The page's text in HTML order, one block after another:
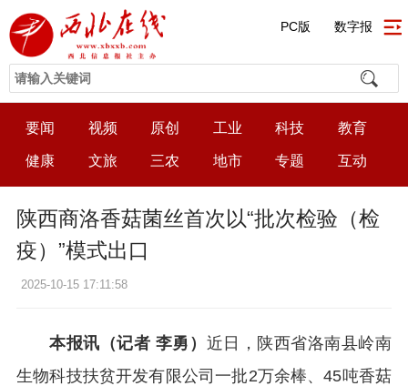
PC版 数字报
要闻 视频 原创 工业 科技 教育
健康 文旅 三农 地市 专题 互动
陕西商洛香菇菌丝首次以“批次检验（检
疫）”模式出口
2025-10-15 17:11:58
本报讯（记者 李勇） 近日，陕西省洛南县岭南
生物科技扶贫开发有限公司一批2万余棒、45吨香菇